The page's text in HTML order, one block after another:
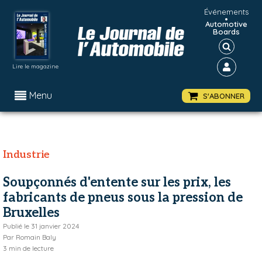
Lire le magazine
Événements
•
Automotive
Boards
Menu S'ABONNER
Industrie
Soupçonnés d'entente sur les prix, les
fabricants de pneus sous la pression de
Bruxelles
Publié le 31 janvier 2024
Par Romain Baly
3 min de lecture